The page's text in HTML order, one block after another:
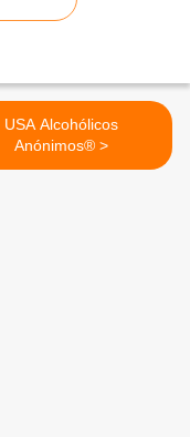
USA Alcohólicos
Anónimos® >